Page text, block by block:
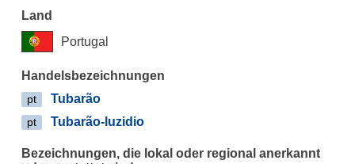
Portugal
pt Tubarão
pt Tubarão-luzidio